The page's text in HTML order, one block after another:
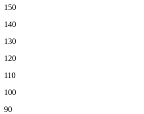
150
140
130
120
110
100
90